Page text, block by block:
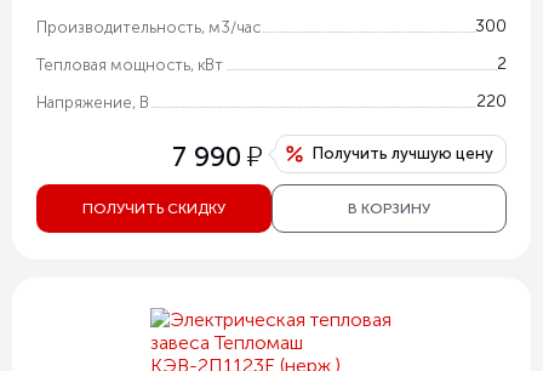
Производительность, м3/час 300
Тепловая мощность, кВт 2
Напряжение, В 220
7 990 у Получить лучшую цену
ПОЛУЧИТЬ СКИДКУ В КОРЗИНУ